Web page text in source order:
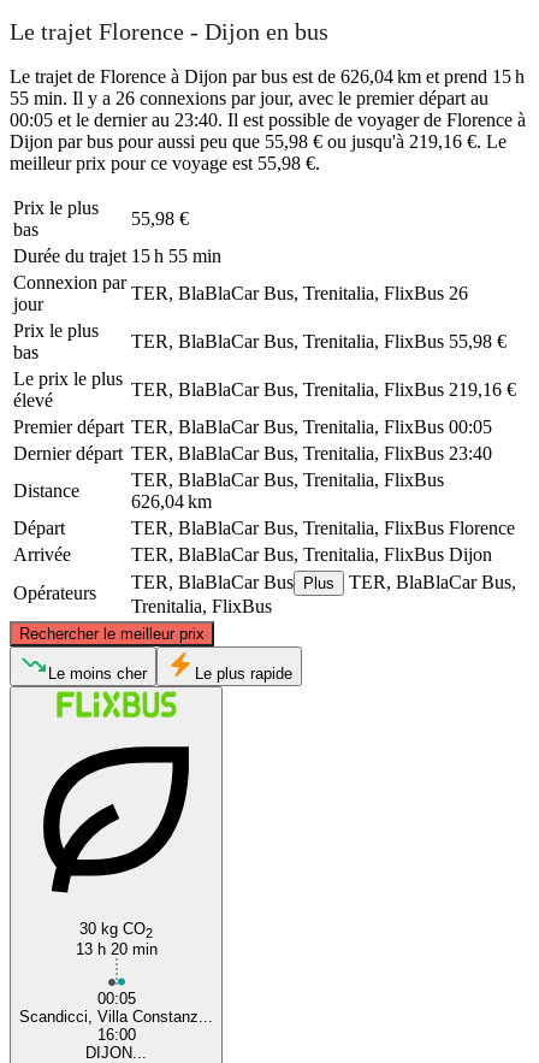
Le trajet Florence - Dijon en bus
Le trajet de Florence à Dijon par bus est de 626,04 km et prend 15 h
55 min. Il y a 26 connexions par jour, avec le premier départ au
00:05 et le dernier au 23:40. Il est possible de voyager de Florence à
Dijon par bus pour aussi peu que 55,98 € ou jusqu'à 219,16 €. Le
meilleur prix pour ce voyage est 55,98 €.
Prix ​​le plus
bas
55,98 €
Durée du trajet 15 h 55 min
Connexion par
jour
TER, BlaBlaCar Bus, Trenitalia, FlixBus 26
Prix ​​le plus
bas
TER, BlaBlaCar Bus, Trenitalia, FlixBus 55,98 €
Le prix le plus
élevé
TER, BlaBlaCar Bus, Trenitalia, FlixBus 219,16 €
Premier départ TER, BlaBlaCar Bus, Trenitalia, FlixBus 00:05
Dernier départ TER, BlaBlaCar Bus, Trenitalia, FlixBus 23:40
Distance
TER, BlaBlaCar Bus, Trenitalia, FlixBus
626,04 km
Départ
TER, BlaBlaCar Bus, Trenitalia, FlixBus Florence
Arrivée
TER, BlaBlaCar Bus, Trenitalia, FlixBus Dijon
Opérateurs
TER, BlaBlaCar Bus Plus
TER, BlaBlaCar Bus,
Trenitalia, FlixBus
Rechercher le meilleur prix
Dijon
Le moins cher Le plus rapide
30 kg CO2
13 h 20 min
00:05
Scandicci, Villa Constanz...
16:00
DIJON...